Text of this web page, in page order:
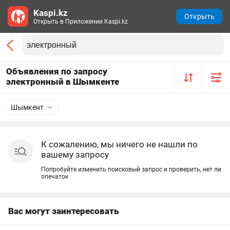
Объявления по запросу
электронный в Шымкенте
Шымкент
К сожалению, мы ничего не нашли по
вашему запросу
Попробуйте изменить поисковый запрос и проверить, нет ли
опечаток
Вас могут заинтересовать
Kaspi.kz
Открыть в Приложении Kaspi.kz
Открыть